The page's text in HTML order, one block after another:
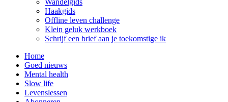
Haakgids
Offline leven challenge
Klein geluk werkboek
Schrijf een brief aan je toekomstige ik
Home
Goed nieuws
Mental health
Slow life
Levenslessen